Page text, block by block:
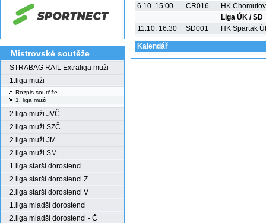
Mistrovské soutěže
STRABAG RAIL Extraliga muži
1.liga muži
Rozpis soutěže
1. liga muži
2 liga muži JVČ
2.liga muži SZČ
2.liga muži JM
2.liga muži SM
1.liga starší dorostenci
2.liga starší dorostenci Z
2.liga starší dorostenci V
1.liga mladší dorostenci
2.liga mladší dorostenci - Č
6.10. 15:00
CR016
HK
Liga ÚK / SD
11.10. 16:30
SD001 HK Spartak
Kalendář